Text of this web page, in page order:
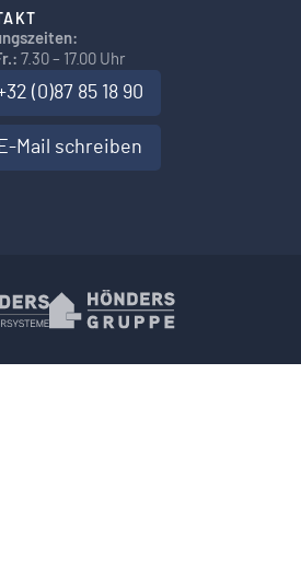
7.30 – 17.00 Uhr
(0)87 85 18 90
E-Mail schreiben
Tür- und Torsysteme
Hoenders Gruppe